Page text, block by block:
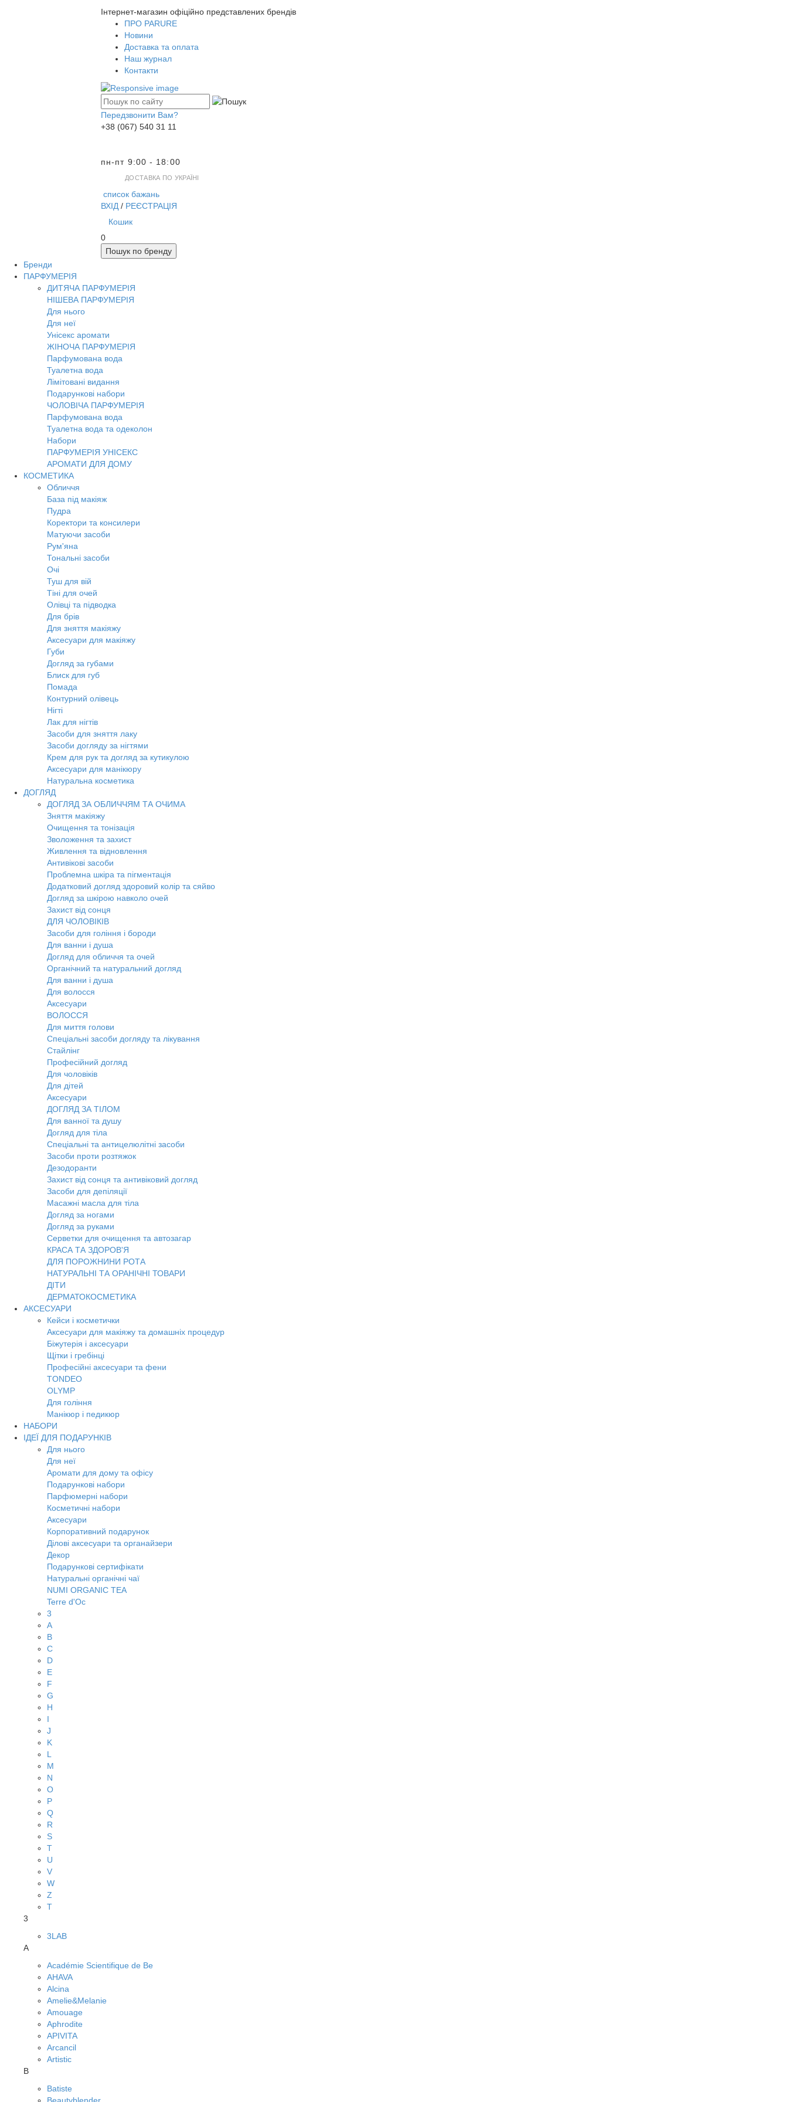
Інтернет-магазин офіційно представлених брендів
ПРО PARURE
Новини
Доставка та оплата
Наш журнал
Контакти
Передзвонити Вам?
+38 (067) 540 31 11
пн-пт 9:00 - 18:00
ДОСТАВКА ПО УКРАЇНІ
список бажань
ВХІД / РЕЄСТРАЦІЯ
Кошик
0
Пошук по бренду
Бренди
ПАРФУМЕРІЯ
ДИТЯЧА ПАРФУМЕРІЯ
НІШЕВА ПАРФУМЕРІЯ
Для нього
Для неї
Унісекс аромати
ЖІНОЧА ПАРФУМЕРІЯ
Парфумована вода
Туалетна вода
Лімітовані видання
Подарункові набори
ЧОЛОВІЧА ПАРФУМЕРІЯ
Парфумована вода
Туалетна вода та одеколон
Набори
ПАРФУМЕРІЯ УНІСЕКС
АРОМАТИ ДЛЯ ДОМУ
КОСМЕТИКА
Обличчя
База під макіяж
Пудра
Коректори та консилери
Матуючи засоби
Рум'яна
Тональні засоби
Очі
Туш для вій
Тіні для очей
Олівці та підводка
Для брів
Для зняття макіяжу
Аксесуари для макіяжу
Губи
Догляд за губами
Блиск для губ
Помада
Контурний олівець
Нігті
Лак для нігтів
Засоби для зняття лаку
Засоби догляду за нігтями
Крем для рук та догляд за кутикулою
Аксесуари для манікюру
Натуральна косметика
ДОГЛЯД
ДОГЛЯД ЗА ОБЛИЧЧЯМ ТА ОЧИМА
Зняття макіяжу
Очищення та тонізація
Зволоження та захист
Живлення та відновлення
Антивікові засоби
Проблемна шкіра та пігментація
Додатковий догляд здоровий колір та сяйво
Догляд за шкірою навколо очей
Захист від сонця
ДЛЯ ЧОЛОВІКІВ
Засоби для гоління і бороди
Для ванни і душа
Догляд для обличчя та очей
Органічний та натуральний догляд
Для ванни і душа
Для волосся
Аксесуари
ВОЛОССЯ
Для миття голови
Спеціальні засоби догляду та лікування
Стайлінг
Професійний догляд
Для чоловіків
Для дітей
Аксесуари
ДОГЛЯД ЗА ТІЛОМ
Для ванної та душу
Догляд для тіла
Спеціальні та антицелюлітні засоби
Засоби проти розтяжок
Дезодоранти
Захист від сонця та антивіковий догляд
Засоби для депіляції
Масажні масла для тіла
Догляд за ногами
Догляд за руками
Серветки для очищення та автозагар
КРАСА ТА ЗДОРОВ'Я
ДЛЯ ПОРОЖНИНИ РОТА
НАТУРАЛЬНІ ТА ОРАНІЧНІ ТОВАРИ
ДІТИ
ДЕРМАТОКОСМЕТИКА
АКСЕСУАРИ
Кейси і косметички
Аксесуари для макіяжу та домашніх процедур
Біжутерія і аксесуари
Щітки і гребінці
Професійні аксесуари та фени
TONDEO
OLYMP
Для гоління
Манікюр і педикюр
НАБОРИ
ІДЕЇ ДЛЯ ПОДАРУНКІВ
Для нього
Для неї
Аромати для дому та офісу
Подарункові набори
Парфюмерні набори
Косметичні набори
Аксесуари
Корпоративний подарунок
Ділові аксесуари та органайзери
Декор
Подарункові сертифікати
Натуральні органічні чаї
NUMI ORGANIC TEA
Terre d'Oc
3
A
B
C
D
E
F
G
H
I
J
K
L
M
N
O
P
Q
R
S
T
U
V
W
Z
Т
3
3LAB
A
Académie Scientifique de Be
AHAVA
Alcina
Amelie&Melanie
Amouage
Aphrodite
APIVITA
Arcancil
Artistic
B
Batiste